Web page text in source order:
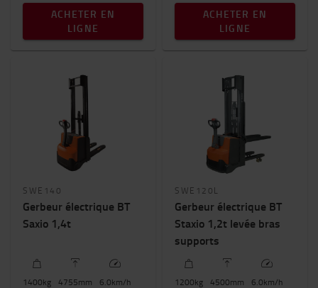
ACHETER EN
LIGNE
ACHETER EN
LIGNE
SWE140
Gerbeur électrique BT
Saxio 1,4t
1400kg 4755mm 6.0km/h
SWE120L
Gerbeur électrique BT
Staxio 1,2t levée bras
supports
1200kg 4500mm 6.0km/h